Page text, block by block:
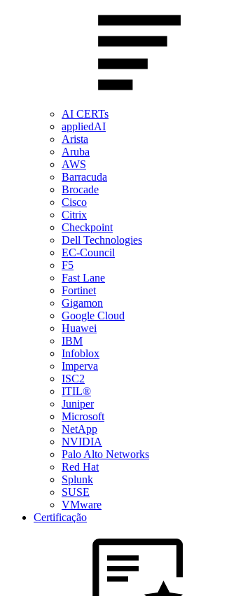
AI CERTs
appliedAI
Arista
Aruba
AWS
Barracuda
Brocade
Cisco
Citrix
Checkpoint
Dell Technologies
EC-Council
F5
Fast Lane
Fortinet
Gigamon
Google Cloud
Huawei
IBM
Infoblox
Imperva
ISC2
ITIL®
Juniper
Microsoft
NetApp
NVIDIA
Palo Alto Networks
Red Hat
Splunk
SUSE
VMware
Certificação